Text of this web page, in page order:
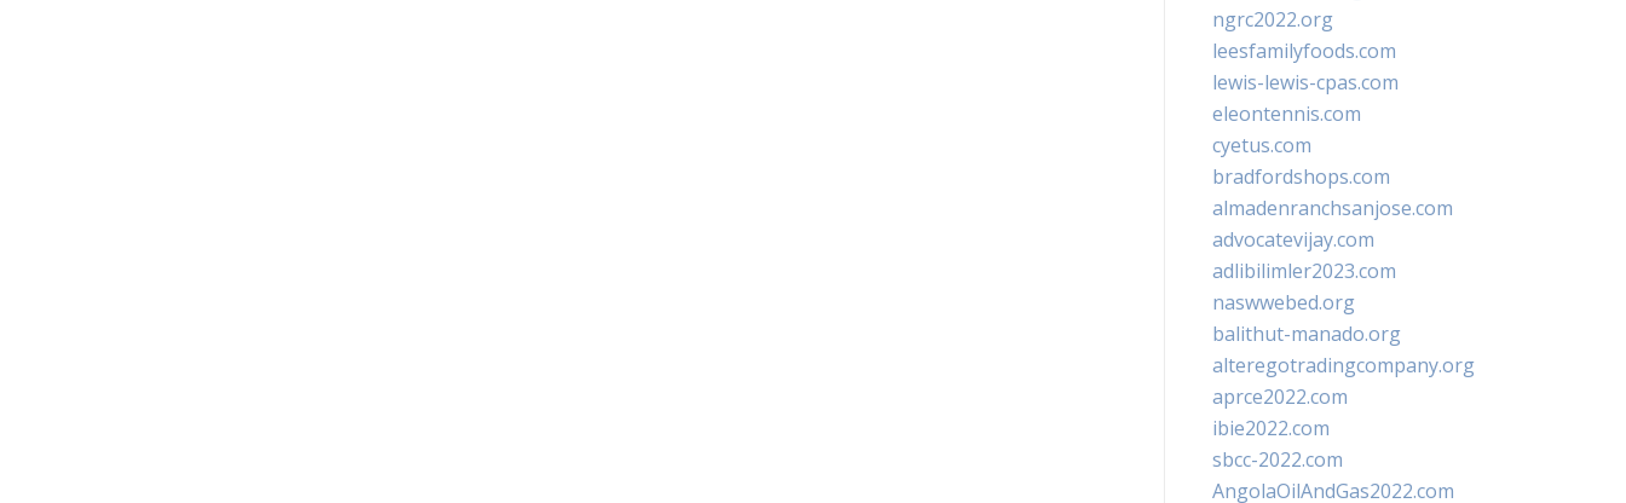
ngrc2022.org
leesfamilyfoods.com
lewis-lewis-cpas.com
eleontennis.com
cyetus.com
bradfordshops.com
almadenranchsanjose.com
advocatevijay.com
adlibilimler2023.com
naswwebed.org
balithut-manado.org
alteregotradingcompany.org
aprce2022.com
ibie2022.com
sbcc-2022.com
AngolaOilAndGas2022.com